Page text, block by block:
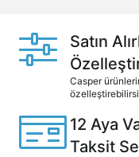
Satın
Casper
12 Aya
Taksit